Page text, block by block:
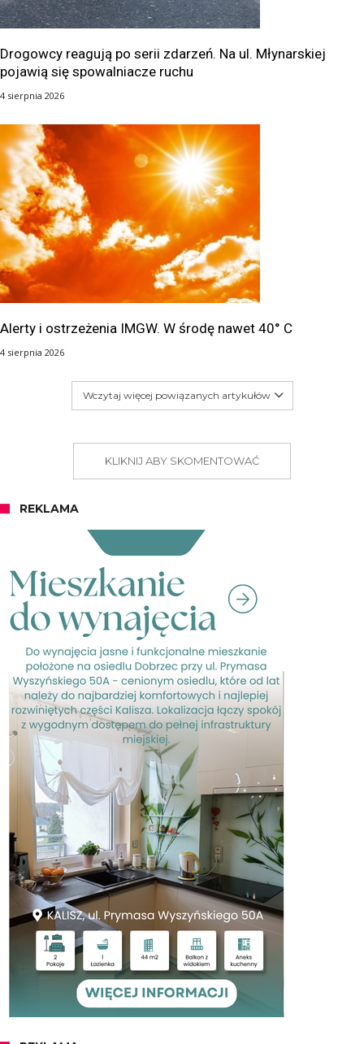
Drogowcy reagują po serii zdarzeń. Na ul. Młynarskiej
pojawią się spowalniacze ruchu
4 sierpnia 2026
Alerty i ostrzeżenia IMGW. W środę nawet 40° C
4 sierpnia 2026
Wczytaj więcej powiązanych artykułów
KLIKNIJ ABY SKOMENTOWAĆ
REKLAMA